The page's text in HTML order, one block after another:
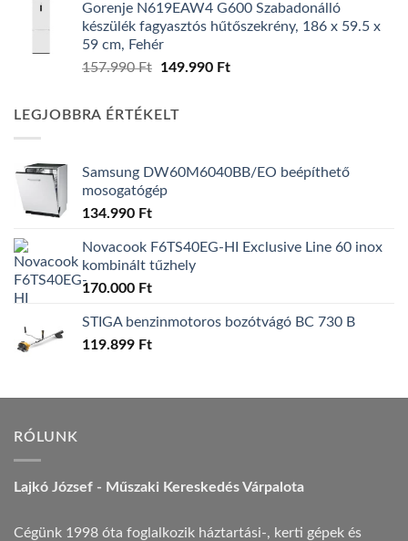
was:
139.990 Ft.
is:
119.990 Ft.
Gorenje N619EAW4 G600 Szabadonálló
készülék fagyasztós hűtőszekrény, 186 x 59.5 x
59 cm, Fehér
157.990Ft
Original
157.990 Ft.
149.990 FtCurrent
LEGJOBBRA ÉRTÉKELT
Samsung DW60M6040BB/EO beépíthető
mosogatógép
134.990 Ft
Novacook F6TS40EG-HI Exclusive Line 60 inox
kombinált tűzhely
170.000 Ft
STIGA benzinmotoros bozótvágó BC 730 B
119.899 Ft
RÓLUNK
Lajkó József - Műszaki Kereskedés Várpalota
Cégünk 1998 óta foglalkozik háztartási-, kerti gépek és